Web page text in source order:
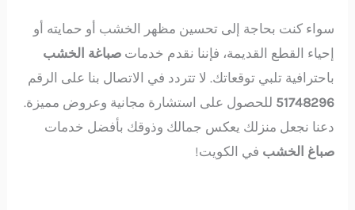
سواء كنت بحاجة إلى تحسين مظهر الخشب أو حمايته أو
إحياء القطع القديمة، فإننا نقدم خدماتصباغة الخشب
باحترافية تلبي توقعاتك. لا تتردد في الاتصال بنا على الرقم
51748296 للحصول على استشارة مجانية وعروض مميزة.
دعنا نجعل منزلك يعكس جمالك وذوقك بأفضل خدمات
صباغ الخشب في الكويت!